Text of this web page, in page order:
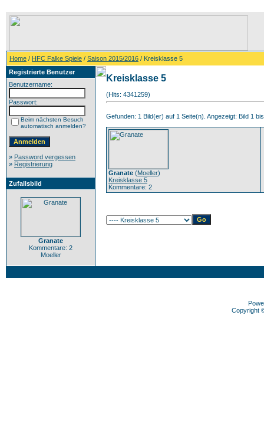
Home / HFC Falke Spiele / Saison 2015/2016 / Kreisklasse 5
Registrierte Benutzer
Benutzername:
Passwort:
Beim nächsten Besuch
automatisch anmelden?
» Password vergessen
» Registrierung
Zufallsbild
Granate
Kommentare: 2
Moeller
Kreisklasse 5
(Hits: 4341259)
Gefunden: 1 Bild(er) auf 1 Seite(n). Angezeigt: Bild 1
Granate (Moeller)
Kreisklasse 5
Kommentare: 2
Copyright